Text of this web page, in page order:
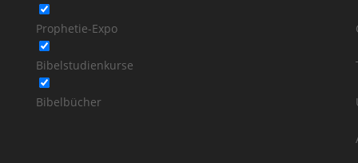
Prophetie-Expo
Bibelstudienkurse
Bibelbücher